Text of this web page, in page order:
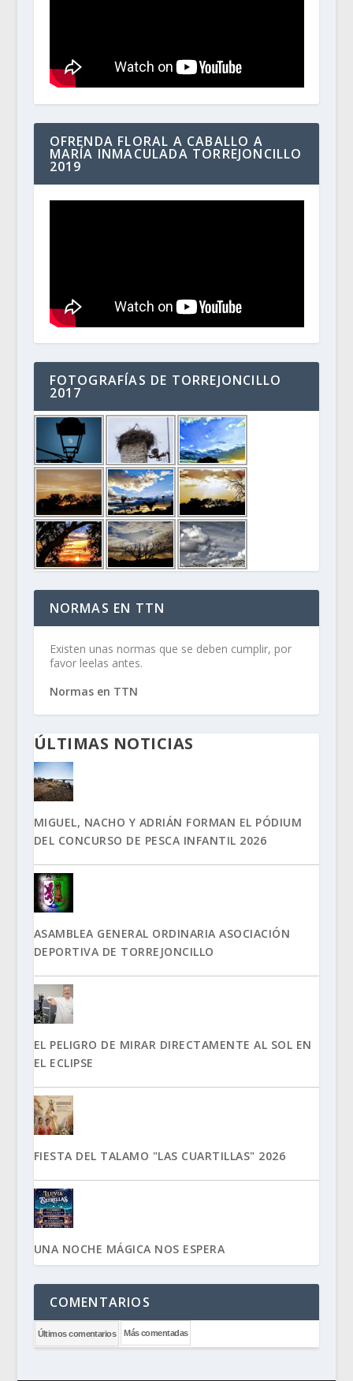
OFRENDA FLORAL A CABALLO A
MARÍA INMACULADA TORREJONCILLO
2019
FOTOGRAFÍAS DE TORREJONCILLO
2017
NORMAS EN TTN
Existen unas normas que se deben cumplir, por
favor leelas antes.
Normas en TTN
ÚLTIMAS NOTICIAS
MIGUEL, NACHO Y ADRIÁN FORMAN EL PÓDIUM
DEL CONCURSO DE PESCA INFANTIL 2026
ASAMBLEA GENERAL ORDINARIA ASOCIACIÓN
DEPORTIVA DE TORREJONCILLO
EL PELIGRO DE MIRAR DIRECTAMENTE AL SOL EN
EL ECLIPSE
FIESTA DEL TALAMO "LAS CUARTILLAS" 2026
UNA NOCHE MÁGICA NOS ESPERA
COMENTARIOS
Últimos comentarios Más comentadas